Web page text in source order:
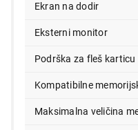
Ekran na dodir
Eksterni monitor
Podrška za fleš karticu
Kompatibilne
Maksimalna veličina